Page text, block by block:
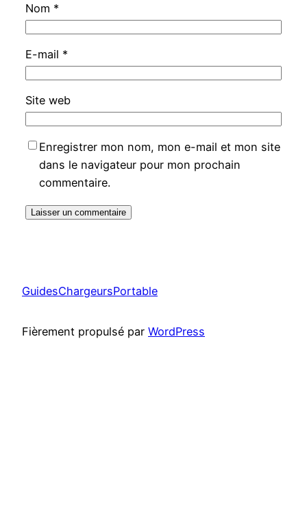
Nom *
E-mail *
Site web
Enregistrer mon nom, mon e-mail et mon site
dans le navigateur pour mon prochain
commentaire.
GuidesChargeursPortable
Fièrement propulsé par WordPress